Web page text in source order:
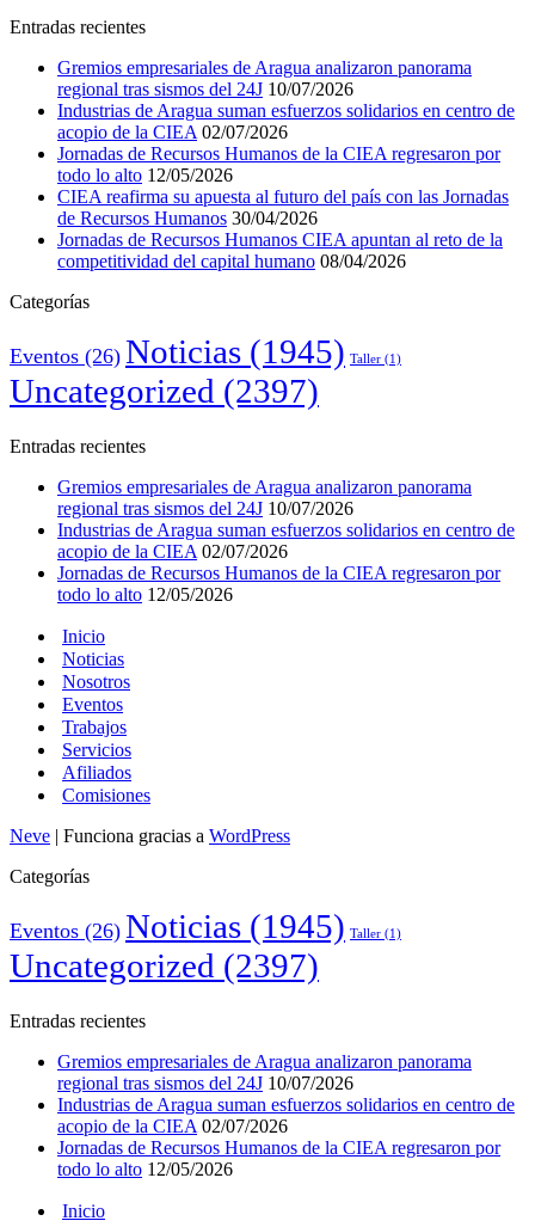
Entradas recientes
Gremios empresariales de Aragua analizaron panorama
regional tras sismos del 24J 10/07/2026
Industrias de Aragua suman esfuerzos solidarios en centro de
acopio de la CIEA 02/07/2026
Jornadas de Recursos Humanos de la CIEA regresaron por
todo lo alto 12/05/2026
CIEA reafirma su apuesta al futuro del país con las Jornadas
de Recursos Humanos 30/04/2026
Jornadas de Recursos Humanos CIEA apuntan al reto de la
competitividad del capital humano 08/04/2026
Categorías
Eventos (26) Noticias (1945) Taller (1)
Uncategorized (2397)
Entradas recientes
Gremios empresariales de Aragua analizaron panorama
regional tras sismos del 24J 10/07/2026
Industrias de Aragua suman esfuerzos solidarios en centro de
acopio de la CIEA 02/07/2026
Jornadas de Recursos Humanos de la CIEA regresaron por
todo lo alto 12/05/2026
Inicio
Noticias
Nosotros
Eventos
Trabajos
Servicios
Afiliados
Comisiones
Neve | Funciona gracias a WordPress
Categorías
Eventos (26) Noticias (1945) Taller (1)
Uncategorized (2397)
Entradas recientes
Gremios empresariales de Aragua analizaron panorama
regional tras sismos del 24J 10/07/2026
Industrias de Aragua suman esfuerzos solidarios en centro de
acopio de la CIEA 02/07/2026
Jornadas de Recursos Humanos de la CIEA regresaron por
todo lo alto 12/05/2026
Inicio